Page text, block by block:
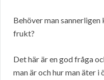
Behöver man
frukt?
Det här är en god fråga
man är och hur man äter